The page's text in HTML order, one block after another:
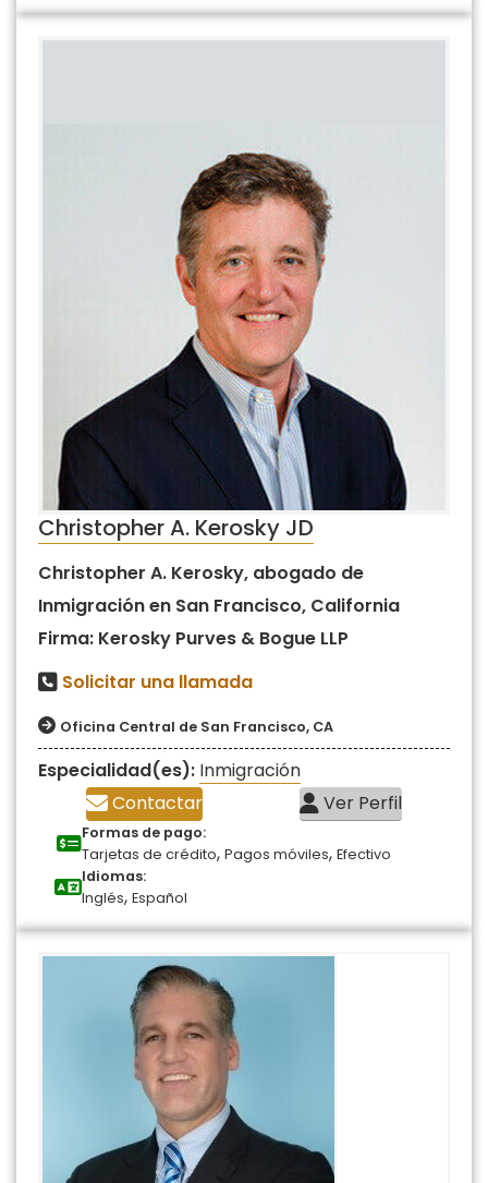
Christopher A. Kerosky JD
Christopher A. Kerosky, abogado de
Inmigración en San Francisco, California
Firma: Kerosky Purves & Bogue LLP
Solicitar una llamada
Oficina Central de San Francisco, CA
Especialidad(es): Inmigración
Contactar
Ver Perfil
Formas de pago:
Tarjetas de crédito, Pagos móviles, Efectivo
Idiomas:
Inglés, Español